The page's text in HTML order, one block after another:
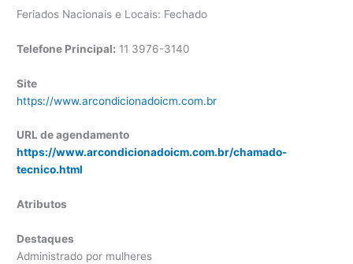
Feriados Nacionais e Locais: Fechado
Telefone Principal: 11 3976-3140
Site
https://www.arcondicionadoicm.com.br
URL de agendamento
https://www.arcondicionadoicm.com.br/chamado-
tecnico.html
Atributos
Destaques
Administrado por mulheres